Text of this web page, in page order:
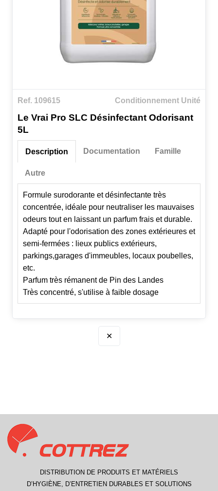
Ref. 109615 Conditionnement Unité
Le Vrai Pro SLC Désinfectant Odorisant
5L
Description
Formule surodorante et désinfectante très
concentrée, idéale pour neutraliser les mauvaises
odeurs tout en laissant un parfum frais et durable.
Adapté pour l'odorisation des zones extérieures et
semi-fermées : lieux publics extérieurs,
parkings,garages d'immeubles, locaux poubelles,
etc.
Parfum très rémanent de Pin des Landes
Très concentré, s'utilise à faible dosage
Documentation Famille
Autre
✕
DISTRIBUTION DE PRODUITS ET MATÉRIELS
D’HYGIÈNE, D’ENTRETIEN DURABLES ET SOLUTIONS